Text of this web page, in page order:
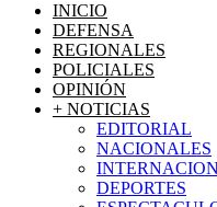
INICIO
DEFENSA
REGIONALES
POLICIALES
OPINIÓN
+ NOTICIAS
EDITORIAL
NACIONALES
DEPORTES